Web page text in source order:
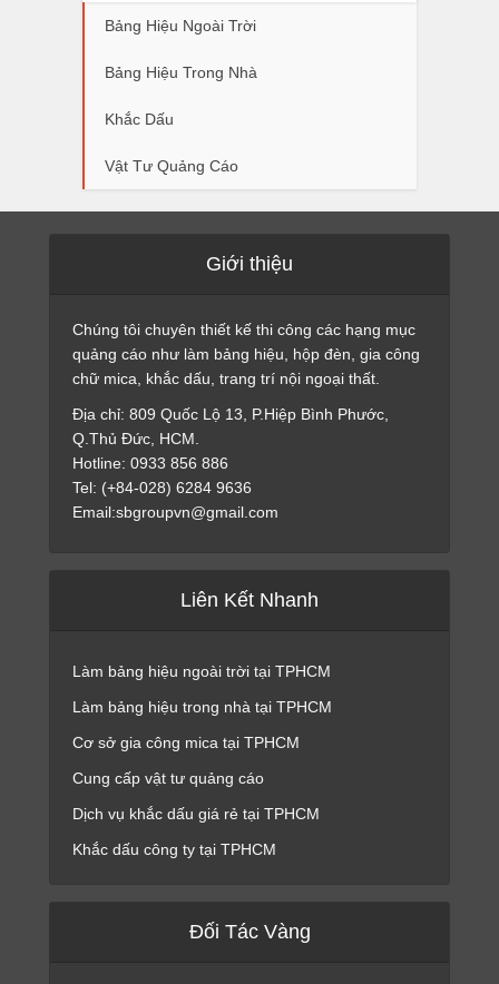
Bảng Hiệu Ngoài Trời
Bảng Hiệu Trong Nhà
Khắc Dấu
Vật Tư Quảng Cáo
Giới thiệu
Chúng tôi chuyên thiết kế thi công các hạng mục
quảng cáo như làm bảng hiệu, hộp đèn, gia công
chữ mica, khắc dấu, trang trí nội ngoại thất.
Địa chỉ: 809 Quốc Lộ 13, P.Hiệp Bình Phước,
Q.Thủ Đức, HCM.
Hotline: 0933 856 886
Tel: (+84-028) 6284 9636
Email:sbgroupvn@gmail.com
Liên Kết Nhanh
Làm bảng hiệu ngoài trời tại TPHCM
Làm bảng hiệu trong nhà tại TPHCM
Cơ sở gia công mica tại TPHCM
Cung cấp vật tư quảng cáo
Dịch vụ khắc dấu giá rẻ tại TPHCM
Khắc dấu công ty tại TPHCM
Đối Tác Vàng